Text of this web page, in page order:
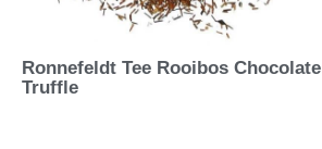
Ronnefeldt Tee Rooibos Chocolate
Truffle